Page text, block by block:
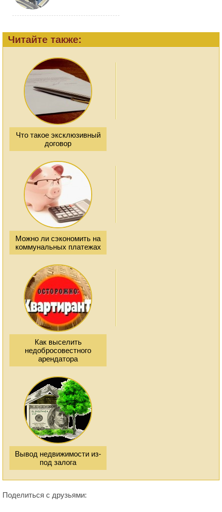
Читайте также:
Что такое эксклюзивный
договор
Можно ли сэкономить на
коммунальных платежах
Как выселить
недобросовестного
арендатора
Вывод недвижимости из-
под залога
Поделиться с друзьями: